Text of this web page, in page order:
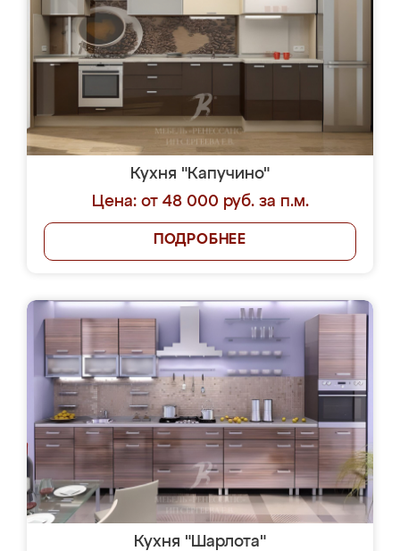
Кухня "Капучино"
Цена: от 48 000 руб. за п.м.
ПОДРОБНЕЕ
Кухня "Шарлота"